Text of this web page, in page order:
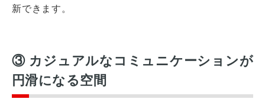
新できます。
③ カジュアルなコミュニケーションが
円滑になる空間